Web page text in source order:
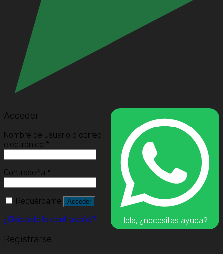
Hola, ¿necesitas ayuda?
Acceder
Nombre de usuario o correo
electrónico *
Contraseña *
Recuérdame Acceder
¿Olvidaste la contraseña?
Registrarse